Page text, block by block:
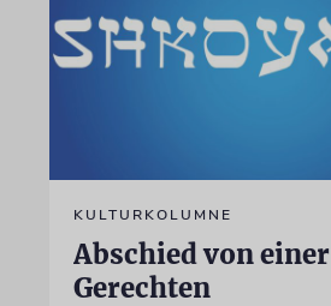
KULTURKOLUMNE
Abschied von einer
Gerechten